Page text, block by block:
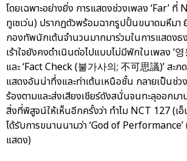
โดยเฉพาะอย่างยิ่ง การแสดงช่วงเพลง ‘Far’ ที่
ทูเซเว่น) ปรากฏตัวพร้อมฉากรูปปั้นขนาดมหึมา
กองทัพนักเต้นจำนวนมากมาร่วมในการแสดงธ
เร้าใจยังคงดำเนินต่อไปแบบไม่มีพักในเพลง ‘
และ ‘Fact Check (불가사의; 不可思議)’ สะ
แสดงอันน่าทึ่งและท่าเต้นเหนือชั้น กลายเป็นช่
ร้องตามและส่งเสียงเชียร์ดังสนั่นจนทะลุออกม
สิ่งที่พิสูจน์ให้เห็นอีกครั้งว่า ทำไม NCT 127 (เ
ได้รับการขนานนามว่า ‘God of Performance’
แสดง)